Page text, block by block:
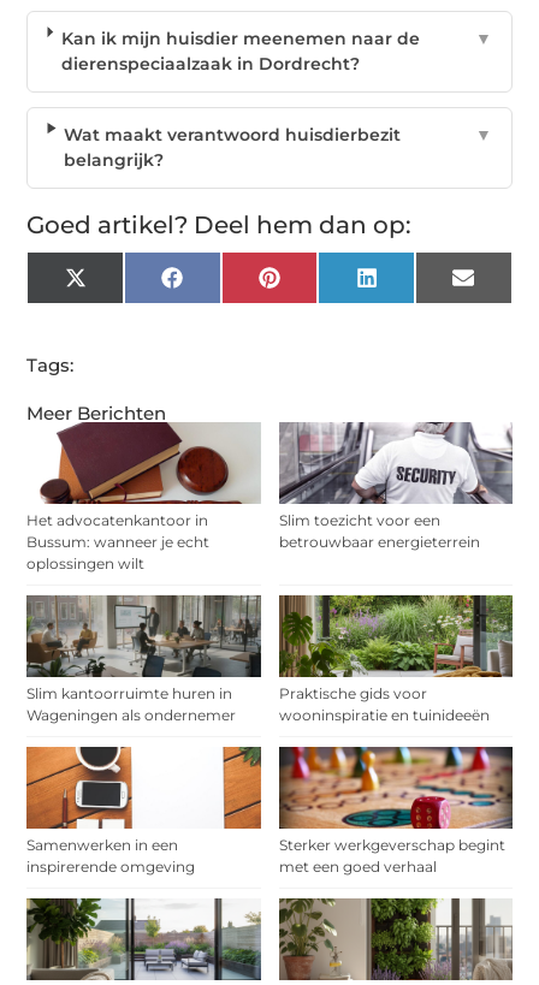
Meer Berichten
Het advocatenkantoor in
Bussum: wanneer je echt
oplossingen wilt
Slim toezicht voor een
betrouwbaar energieterrein
Slim kantoorruimte huren in
Wageningen als ondernemer
Praktische gids voor
wooninspiratie en tuinideeën
Samenwerken in een
inspirerende omgeving
Sterker werkgeverschap begint
met een goed verhaal
Kan ik mijn huisdier meenemen naar de
dierenspeciaalzaak in Dordrecht?
▼
Wat maakt verantwoord huisdierbezit
belangrijk?
▼
Goed artikel? Deel hem dan op:
X
(Twitter)
Facebook Pinterest LinkedIn Email
Tags: